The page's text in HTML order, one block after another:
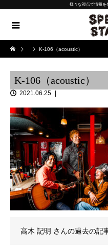
様々な視点で情報を
K-106（acoustic）
K-106（acoustic）
2021.06.25
高木 記明 さんの過去の記